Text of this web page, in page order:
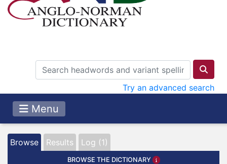
Try an advanced search
Menu
Browse Results Log (1)
BROWSE THE DICTIONARY